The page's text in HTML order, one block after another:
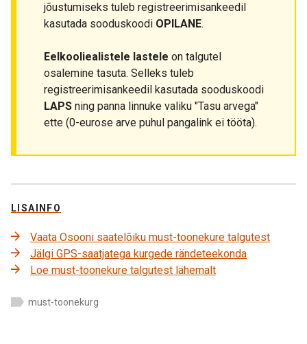
jõustumiseks tuleb registreerimisankeedil
kasutada sooduskoodi OPILANE.
Eelkooliealistele lastele on talgutel
osalemine tasuta. Selleks tuleb
registreerimisankeedil kasutada sooduskoodi
LAPS ning panna linnuke valiku "Tasu arvega"
ette (0-eurose arve puhul pangalink ei tööta).
LISAINFO
Vaata Osooni saatelõiku must-toonekure talgutest
Jälgi GPS-saatjatega kurgede rändeteekonda
Loe must-toonekure talgutest lähemalt
must-toonekurg